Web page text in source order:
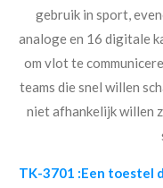
gebruik in sport,
analoge en 16 digitale
om vlot te
teams die snel willen
niet afhankelijk willen
TK-3701 :Een toestel